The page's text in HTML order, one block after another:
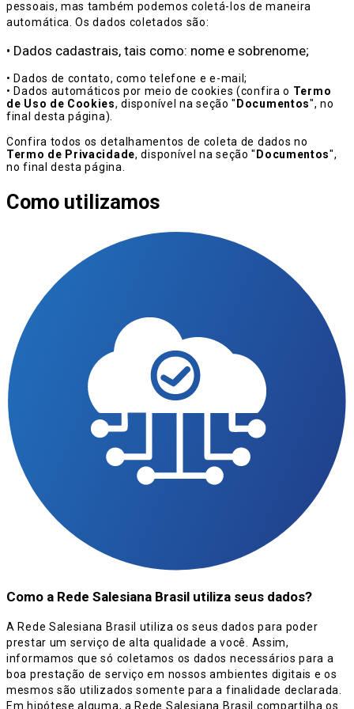
pessoais, mas também podemos coletá-los de maneira
automática. Os dados coletados são:
• Dados cadastrais, tais como: nome e sobrenome;
• Dados de contato, como telefone e e-mail;
• Dados automáticos por meio de cookies (confira o Termo
de Uso de Cookies, disponível na seção " Documentos", no
final desta página).
Confira todos os detalhamentos de coleta de dados no
Termo de Privacidade, disponível na seção " Documentos",
no final desta página.
Como utilizamos
Como a Rede Salesiana Brasil utiliza seus dados?
A Rede Salesiana Brasil utiliza os seus dados para poder
prestar um serviço de alta qualidade a você. Assim,
informamos que só coletamos os dados necessários para a
boa prestação de serviço em nossos ambientes digitais e os
mesmos são utilizados somente para a finalidade declarada.
Em hipótese alguma, a Rede Salesiana Brasil compartilha os